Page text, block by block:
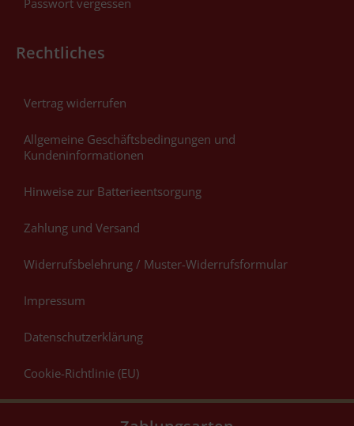
Passwort vergessen
Rechtliches
Vertrag widerrufen
Allgemeine Geschäftsbedingungen und
Kundeninformationen
Hinweise zur Batterieentsorgung
Zahlung und Versand
Widerrufsbelehrung / Muster-Widerrufsformular
Impressum
Datenschutzerklärung
Cookie-Richtlinie (EU)